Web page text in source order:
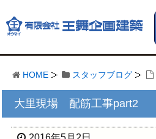
HOME スタッフブログ
大里現場 配筋工事part2